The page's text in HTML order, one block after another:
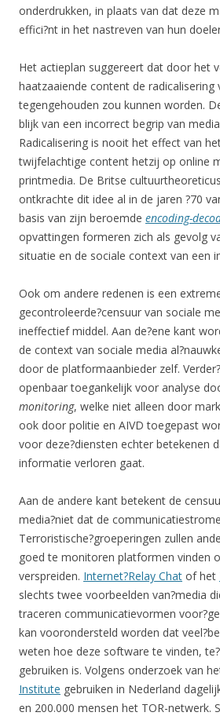
onderdrukken, in plaats van dat deze
effici?nt in het nastreven van hun
Het actieplan suggereert dat door het
haatzaaiende content de radicalisering
tegengehouden zou kunnen worden.
blijk van een incorrect begrip van
Radicalisering is nooit het effect van
twijfelachtige content hetzij op online
printmedia. De Britse cultuurtheoreticus
ontkrachte dit idee al in de jaren ?70
basis van zijn beroemde encoding-
opvattingen formeren zich als gevolg
situatie en de sociale context van een
Ook om andere redenen is een
gecontroleerde?censuur van sociale
ineffectief middel. Aan de?ene kant
de context van sociale media
door de platformaanbieder zelf.
openbaar toegankelijk voor analyse
monitoring, welke niet alleen door
ook door politie en AIVD toegepast
voor deze?diensten echter betekenen
informatie verloren gaat.
Aan de andere kant betekent de
media?niet dat de
Terroristische?groeperingen zullen
goed te monitoren platformen vinden
verspreiden. Internet?Relay Chat of het
slechts twee voorbeelden van?media
traceren communicatievormen
kan voorondersteld worden dat
weten hoe deze software te vinden,
gebruiken is. Volgens onderzoek van
Institute gebruiken in Nederland
en 200.000 mensen het TOR-netwerk.